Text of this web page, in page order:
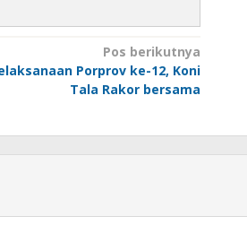
Pos berikutnya
Porprov ke-12, Koni
Tala Rakor bersama